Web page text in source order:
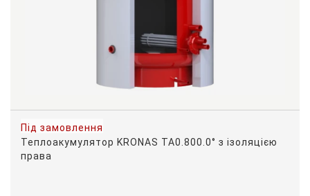
Під замовлення
Теплоакумулятор KRONAS ТА0.800.0° з ізоляцією
права